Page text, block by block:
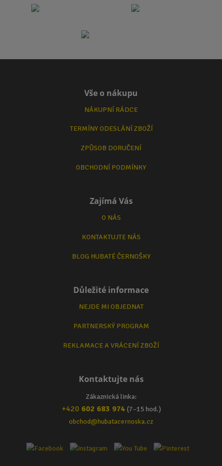
Vše o nákupu
NÁKUPNÍ RÁDCE
TERMÍNY ODESLÁNÍ ZBOŽÍ
ZPŮSOB DORUČENÍ
OBCHODNÍ PODMÍNKY
Zajímá Vás
O NÁS
KONTAKTUJTE NÁS
BLOG HUBATÉ ČERNOŠKY
Důležité informace
NEJDE MI OBJEDNAT
PARTNERSKÝ PROGRAM
REKLAMACE A VRÁCENÍ ZBOŽÍ
Kontaktujte nás
Zákaznická linka:
+420 602 683 974 (7–15 hod.)
obchod@hubatacernoska.cz